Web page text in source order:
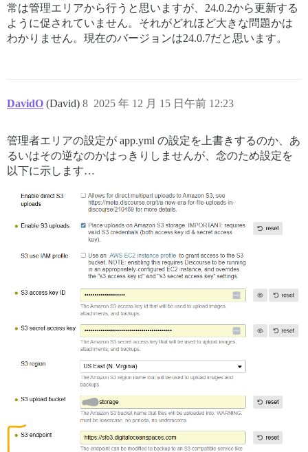
常は管理エリアから行うと思いますが、24.0.2から更新する
ように促されていません。それがどれほど大きな問題かは
わかりません。現在のバージョンは24.0.7だと思います。
DavidO (David) 2025 年 12 月 15 日午前 12:23
8
管理者エリアの設定が app.yml の設定を上書きするのか、あ
るいはその逆なのかはっきりしませんが、念のため設定を
以下に示します…